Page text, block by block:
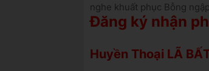
nghe khuất phục Bỗng
Đăng ký nhận
Huyền Thoại LÃ